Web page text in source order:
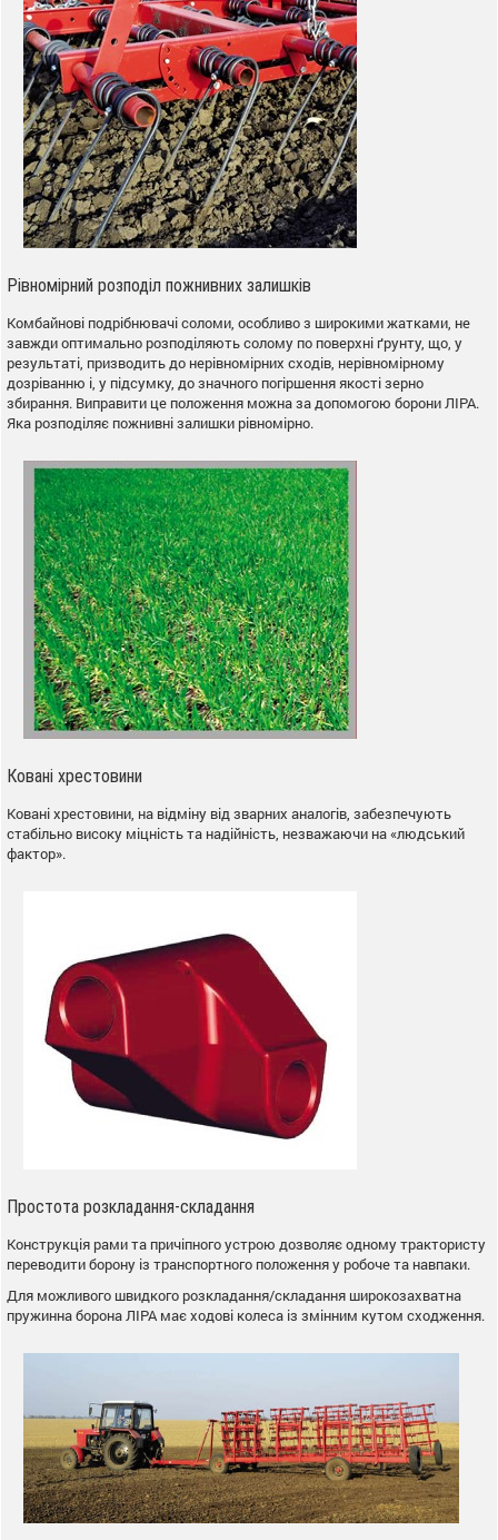
Рівномірний розподіл пожнивних залишків
Комбайнові подрібнювачі соломи, особливо з широкими жатками, не
завжди оптимально розподіляють солому по поверхні ґрунту, що, у
результаті, призводить до нерівномірних сходів, нерівномірному
дозріванню і, у підсумку, до значного погіршення якості зерно
збирання. Виправити це положення можна за допомогою борони ЛІРА.
Яка розподіляє пожнивні залишки рівномірно.
Ковані хрестовини
Ковані хрестовини, на відміну від зварних аналогів, забезпечують
стабільно високу міцність та надійність, незважаючи на «людський
фактор».
Простота розкладання-складання
Конструкція рами та причіпного устрою дозволяє одному трактористу
переводити борону із транспортного положення у робоче та навпаки.
Для можливого швидкого розкладання/складання широкозахватна
пружинна борона ЛІРА має ходові колеса із змінним кутом сходження.